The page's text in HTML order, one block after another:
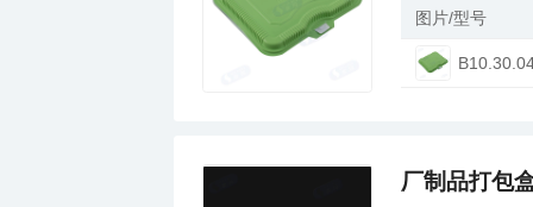
图片/型号
厂制品打包